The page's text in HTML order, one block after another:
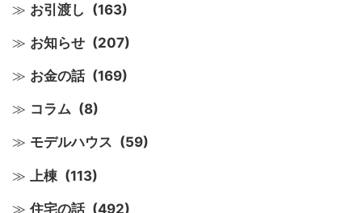
お引渡し (163)
お知らせ (207)
お金の話 (169)
コラム (8)
モデルハウス (59)
上棟 (113)
住宅の話 (492)